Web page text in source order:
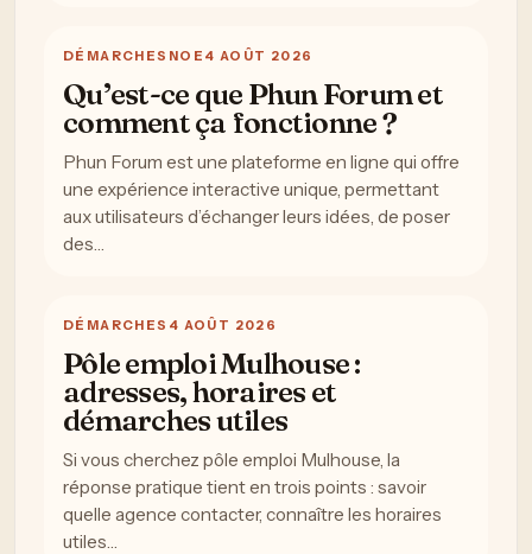
DÉMARCHES NOE 4 AOÛT 2026
Qu’est-ce que Phun Forum et
comment ça fonctionne ?
Phun Forum est une plateforme en ligne qui offre
une expérience interactive unique, permettant
aux utilisateurs d’échanger leurs idées, de poser
des…
DÉMARCHES 4 AOÛT 2026
Pôle emploi Mulhouse :
adresses, horaires et
démarches utiles
Si vous cherchez pôle emploi Mulhouse, la
réponse pratique tient en trois points : savoir
quelle agence contacter, connaître les horaires
utiles…